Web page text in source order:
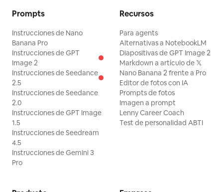
Prompts
Instrucciones de Nano
Banana Pro
Instrucciones de GPT
Image 2
Instrucciones de Seedance
2.5
Instrucciones de Seedance
2.0
Instrucciones de GPT Image
1.5
Instrucciones de Seedream
4.5
Instrucciones de Gemini 3
Pro
Recursos
Para agents
Alternativas a NotebookLM
Diapositivas de GPT Image 2
Markdown a artículo de 𝕏
Nano Banana 2 frente a Pro
Editor de fotos con IA
Prompts de fotos
Imagen a prompt
Lenny Career Coach
Test de personalidad ABTI